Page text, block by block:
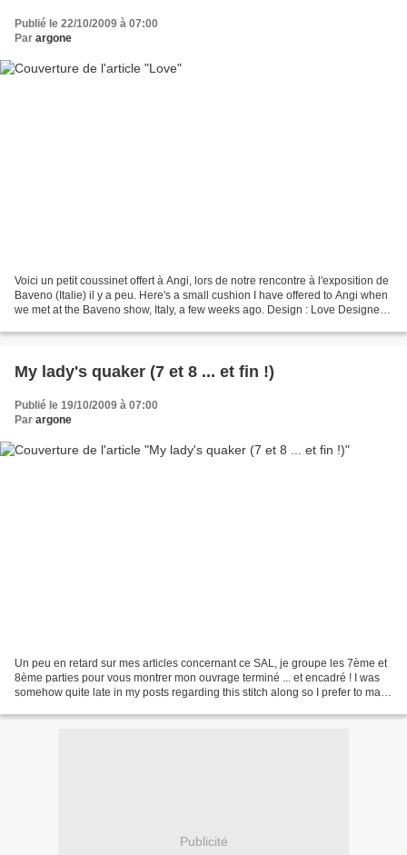
Publié le 22/10/2009 à 07:00
Par argone
Voici un petit coussinet offert à Angi, lors de notre rencontre à l'exposition de
Baveno (Italie) il y a peu. Here's a small cushion I have offered to Angi when
we met at the Baveno show, Italy, a few weeks ago. Design : Love Designer :
My lady's quaker (7 et 8 ... et fin !)
Publié le 19/10/2009 à 07:00
Par argone
Un peu en retard sur mes articles concernant ce SAL, je groupe les 7ème et
8ème parties pour vous montrer mon ouvrage terminé ... et encadré ! I was
somehow quite late in my posts regarding this stitch along so I prefer to make
Publicité